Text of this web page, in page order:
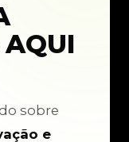
sobre
e